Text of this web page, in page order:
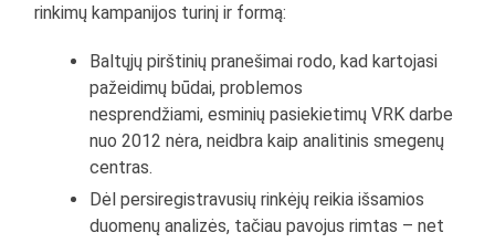
rinkimų kampanijos turinį ir formą:
Baltųjų pirštinių pranešimai rodo, kad kartojasi
pažeidimų būdai, problemos
nesprendžiami, esminių pasiekietimų VRK darbe
nuo 2012 nėra, neidbra kaip analitinis smegenų
centras.
Dėl persiregistravusių rinkėjų reikia išsamios
duomenų analizės, tačiau pavojus rimtas – net